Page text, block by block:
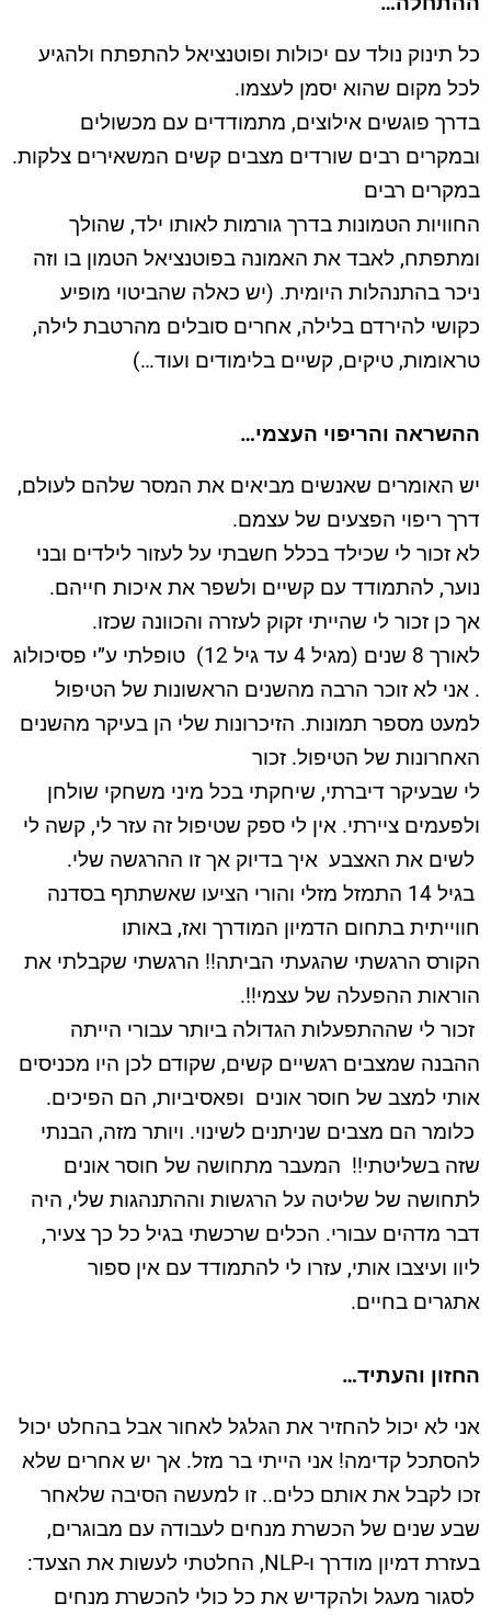
כל תינוק נולד עם יכולות ופוטנציאל להתפתח ולהגיע
לכל מקום שהוא יסמן לעצמו.
בדרך פוגשים אילוצים, מתמודדים עם מכשולים
ובמקרים רבים שורדים מצבים קשים המשאירים צלקות.
במקרים רבים
החוויות הטמונות בדרך גורמות לאותו ילד, שהולך
ומתפתח, לאבד את האמונה בפוטנציאל הטמון בו וזה
ניכר בהתנהלות היומית. (יש כאלה שהביטוי מופיע
כקושי להירדם בלילה, אחרים סובלים מהרטבת לילה,
טראומות, טיקים, קשיים בלימודים ועוד…)
ההשראה והריפוי העצמי…
יש האומרים שאנשים מביאים את המסר שלהם לעולם,
דרך ריפוי הפצעים של עצמם.
לא זכור לי שכילד בכלל חשבתי על לעזור לילדים ובני
נוער, להתמודד עם קשיים ולשפר את איכות חייהם.
אך כן זכור לי שהייתי זקוק לעזרה והכוונה שכזו.
לאורך 8 שנים (מגיל 4 עד גיל 12) טופלתי ע”י פסיכולוג
. אני לא זוכר הרבה מהשנים הראשונות של הטיפול
למעט מספר תמונות. הזיכרונות שלי הן בעיקר מהשנים
האחרונות של הטיפול. זכור
לי שבעיקר דיברתי, שיחקתי בכל מיני משחקי שולחן
ולפעמים ציירתי. אין לי ספק שטיפול זה עזר לי, קשה לי
לשים את האצבע איך בדיוק אך זו ההרגשה שלי.
בגיל 14 התמזל מזלי והורי הציעו שאשתתף בסדנה
חווייתית בתחום הדמיון המודרך ואז, באותו
הקורס הרגשתי שהגעתי הביתה!! הרגשתי שקבלתי את
הוראות ההפעלה של עצמי!!.
זכור לי שההתפעלות הגדולה ביותר עבורי הייתה
ההבנה שמצבים רגשיים קשים, שקודם לכן היו מכניסים
אותי למצב של חוסר אונים ופאסיביות, הם הפיכים.
כלומר הם מצבים שניתנים לשינוי. ויותר מזה, הבנתי
שזה בשליטתי!! המעבר מתחושה של חוסר אונים
לתחושה של שליטה על הרגשות וההתנהגות שלי, היה
דבר מדהים עבורי. הכלים שרכשתי בגיל כל כך צעיר,
ליוו ועיצבו אותי, עזרו לי להתמודד עם אין ספור
אתגרים בחיים.
החזון והעתיד…
אני לא יכול להחזיר את הגלגל לאחור אבל בהחלט יכול
להסתכל קדימה! אני הייתי בר מזל. אך יש אחרים שלא
זכו לקבל את אותם כלים.. זו למעשה הסיבה שלאחר
שבע שנים של הכשרת מנחים לעבודה עם מבוגרים,
בעזרת דמיון מודרך ו-NLP,
החלטתי לעשות את הצעד:
לסגור מעגל ולהקדיש את כל כולי להכשרת מנחים